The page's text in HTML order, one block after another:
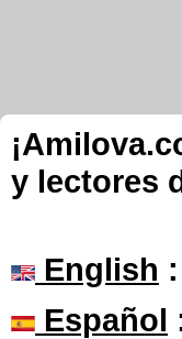
y lectores
English
Español